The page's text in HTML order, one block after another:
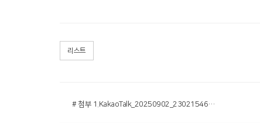
리스트
# 첨부 1.KakaoTalk_20250902_230215468.jpg